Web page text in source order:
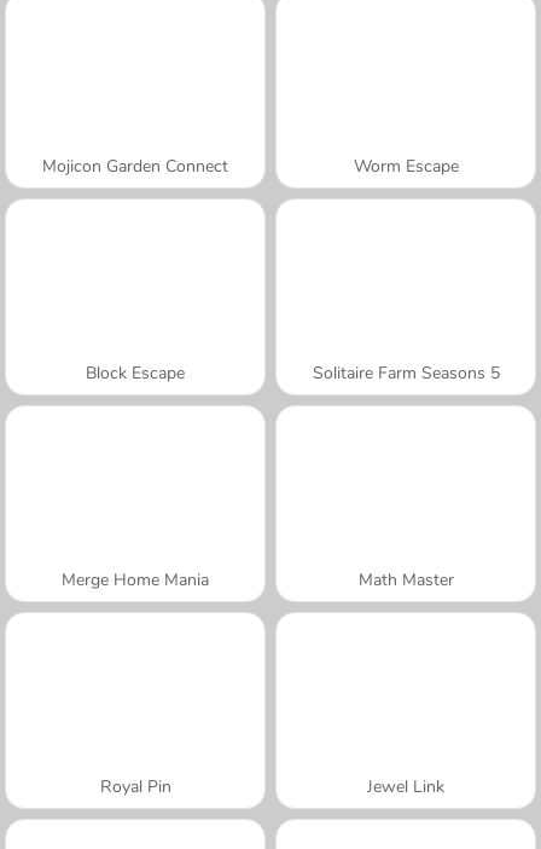
Mojicon Garden Connect Worm Escape
Block Escape Solitaire Farm Seasons 5
Merge Home Mania Math Master
Royal Pin Jewel Link